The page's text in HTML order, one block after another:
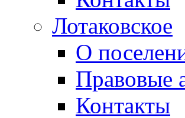
Лотаковское
О
Правовые
Контакты